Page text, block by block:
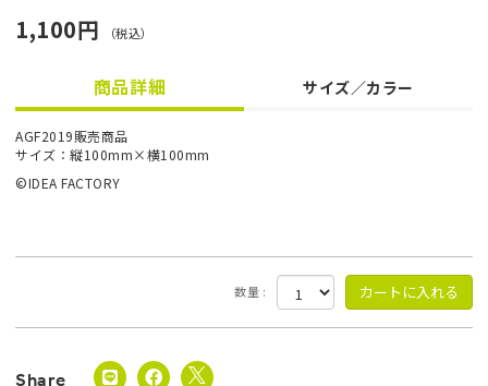
1,100円 （税込）
商品詳細 サイズ／カラー
AGF2019販売商品
サイズ：縦100mm×横100mm
©IDEA FACTORY
数量 :